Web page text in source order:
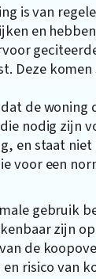
is van
en
Deze
de woning
nodig zijn
en staat
voor een
gebruik
zijn
de
risico van